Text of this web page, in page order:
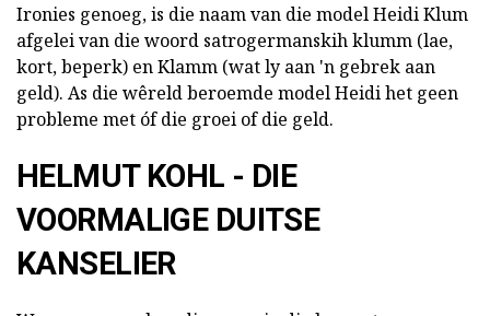
Ironies genoeg, is die naam van die model Heidi Klum
afgelei van die woord satrogermanskih klumm (lae,
kort, beperk) en Klamm (wat ly aan 'n gebrek aan
geld). As die wêreld beroemde model Heidi het geen
probleme met óf die groei of die geld.
HELMUT KOHL - DIE
VOORMALIGE DUITSE
KANSELIER